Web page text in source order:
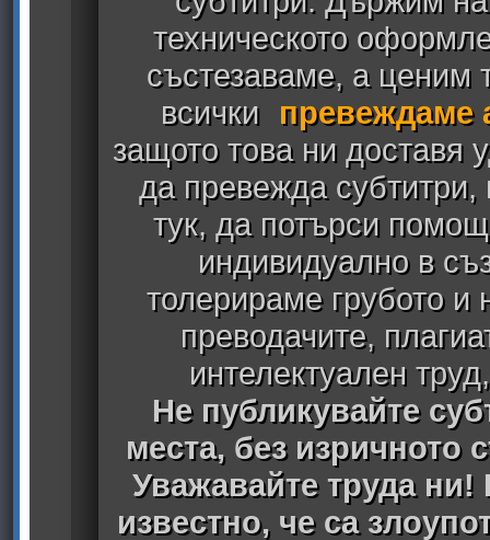
техническото
състезаваме, а ценим
всички
превеждаме
защото това ни доставя
да превежда
тук, да потърси
индивидуално в
толерираме грубото
преводачите,
интелектуален
Не публикувайте
места, без изричното
Уважавайте труда ни!
известно, че са